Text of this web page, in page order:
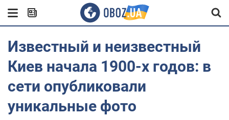
Известный и неизвестный
Киев начала 1900-х годов: в
сети опубликовали
уникальные фото